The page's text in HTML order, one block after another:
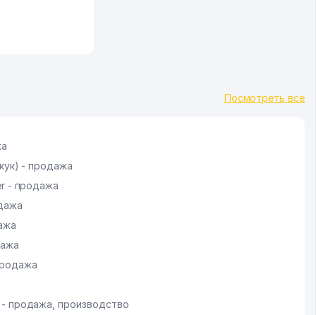
Посмотреть все
- продажа
- продажа
продажа, производство